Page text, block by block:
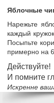
Яблочные
Нарежьте
каждый
Посыпьте
примерно на
Действуйте!
И помните
Искренне